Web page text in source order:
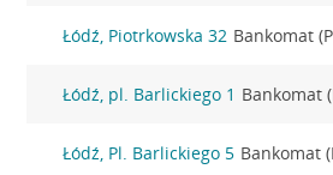
Łódź, Piotrkowska 32 Bankomat
Łódź, pl. Barlickiego 1 Bankomat
Łódź, Pl. Barlickiego 5 Bankomat